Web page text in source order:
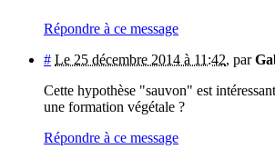
Répondre à ce message
# Le 25 décembre 2014 à 11:42, par
Cette hypothèse "sauvon" est
une formation végétale ?
Répondre à ce message